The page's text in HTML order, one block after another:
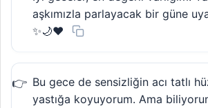
aşkımızla parlayacak bir güne
✨🌙❤️
Bu gece de sensizliğin acı tatlı
yastığa koyuyorum. Ama